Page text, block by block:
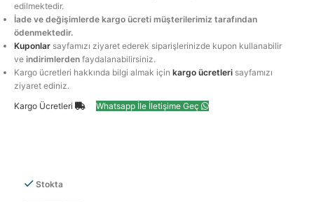
edilmektedir.
İade ve değişimlerde kargo ücreti müşterilerimiz tarafından
ödenmektedir.
Kuponlar sayfamızı ziyaret ederek siparişlerinizde kupon kullanabilir
veindirimlerden faydalanabilirsiniz.
Kargo ücretleri hakkında bilgi almak içinkargo ücretleri sayfamızı
ziyaret ediniz.
Kargo Ücretleri
Whatsapp İle İletişime Geç
Stokta